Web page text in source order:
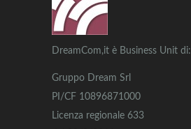
DreamCom,it è Business Unit di:
Gruppo Dream Srl
PI/CF 10896871000
Licenza regionale 633